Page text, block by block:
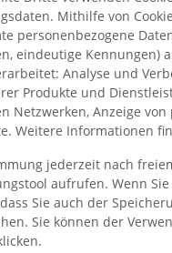
Schleifenbahn
des Trigeminusnervs
MRT
PREMIUM
MRT der Hand
MRT
PREMIUM
Röntgenaufnahme
oberen Extremität
Röntgenbilder
Mithilfe von
personenbezogene
eindeutige Kennungen)
Analyse und
Produkte und
Netzwerken, Anzeige
Weitere Informationen
jederzeit nach
aufrufen. Wenn
Sie auch der
Sie können der